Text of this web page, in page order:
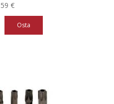
€
Osta